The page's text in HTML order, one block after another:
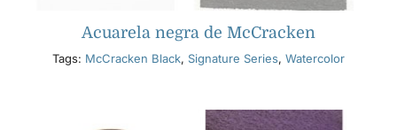
Acuarela negra de McCracken
Tags: McCracken Black, Signature Series, Watercolor